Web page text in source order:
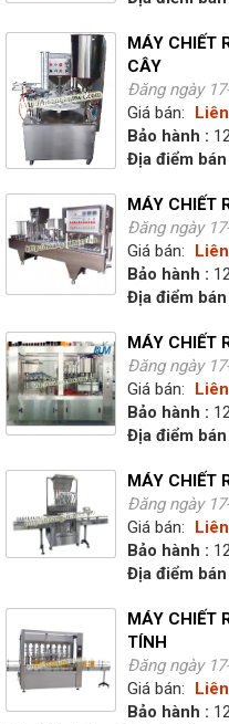
MÁY CHIẾT
CÂY
Đăng ngày
Giá bán:
Bảo hành :
Địa điểm bán
MÁY CHIẾT
Đăng ngày
Giá bán:
Bảo hành :
Địa điểm bán
MÁY CHIẾT
Đăng ngày
Giá bán:
Bảo hành :
Địa điểm bán
MÁY CHIẾT
Đăng ngày
Giá bán:
Bảo hành :
Địa điểm bán
MÁY CHIẾT
TÍNH
Đăng ngày
Giá bán:
Bảo hành :